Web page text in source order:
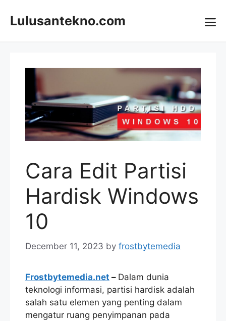
Lulusantekno.com
Cara Edit Partisi
Hardisk Windows
10
December 11, 2023 by frostbytemedia
Frostbytemedia.net – Dalam dunia
teknologi informasi, partisi hardisk adalah
salah satu elemen yang penting dalam
mengatur ruang penyimpanan pada